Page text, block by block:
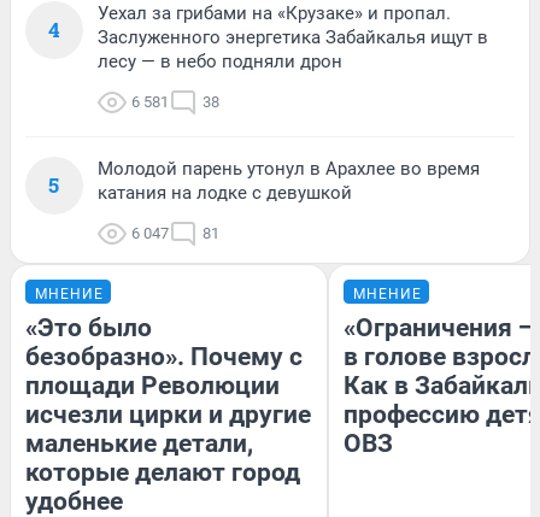
4
Уехал за грибами на «Крузаке» и пропал.
Заслуженного энергетика Забайкалья ищут в
лесу — в небо подняли дрон
6 581 38
5
Молодой парень утонул в Арахлее во время
катания на лодке с девушкой
6 047 81
МНЕНИЕ
«Это было
безобразно». Почему с
площади Революции
исчезли цирки и другие
маленькие детали,
которые делают город
удобнее
МНЕНИЕ
«Ограничения
в голове
Как в
профессию
ОВЗ